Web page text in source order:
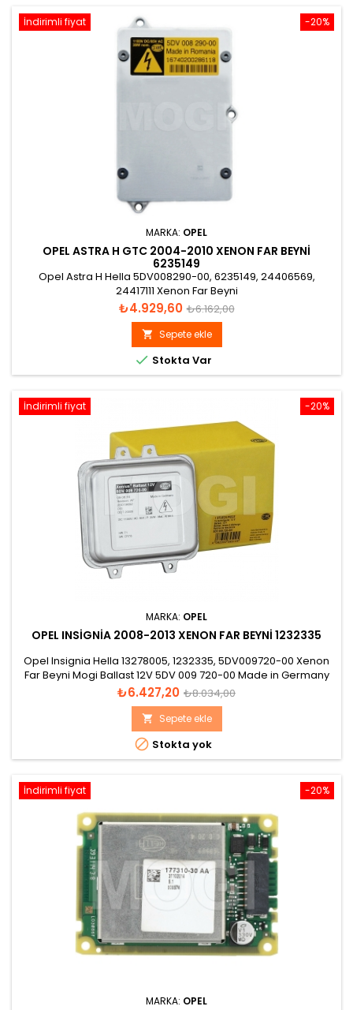
-20%
İndirimli fiyat
MARKA: OPEL
OPEL ASTRA H GTC 2004-2010 XENON FAR BEYNI
6235149
Opel Astra H Hella 5DV008290-00, 6235149, 24406569,
24417111 Xenon Far Beyni
Fiyat
₺4.929,60 Normal
fiyat
₺6.162,00
 Sepete ekle
 Stokta Var
-20%
İndirimli fiyat
MARKA: OPEL
OPEL INSIGNIA 2008-2013 XENON FAR BEYNI 1232335
Opel Insignia Hella 13278005, 1232335, 5DV009720-00 Xenon
Far Beyni Mogi Ballast 12V 5DV 009 720-00 Made in Germany
Revision AF D1S DOT 2000h DC 1100V/AC 85V/P 35W-Mat Al
99.5 HW 7 1 SW CR7 6
Fiyat
₺6.427,20 Normal
fiyat
₺8.034,00
 Sepete ekle
 Stokta yok
-20%
İndirimli fiyat
MARKA: OPEL